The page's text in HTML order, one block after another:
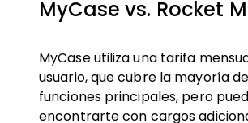
MyCase vs. Rocket
MyCase utiliza una tarifa
usuario, que cubre la mayoría
funciones principales, pero
encontrarte con cargos